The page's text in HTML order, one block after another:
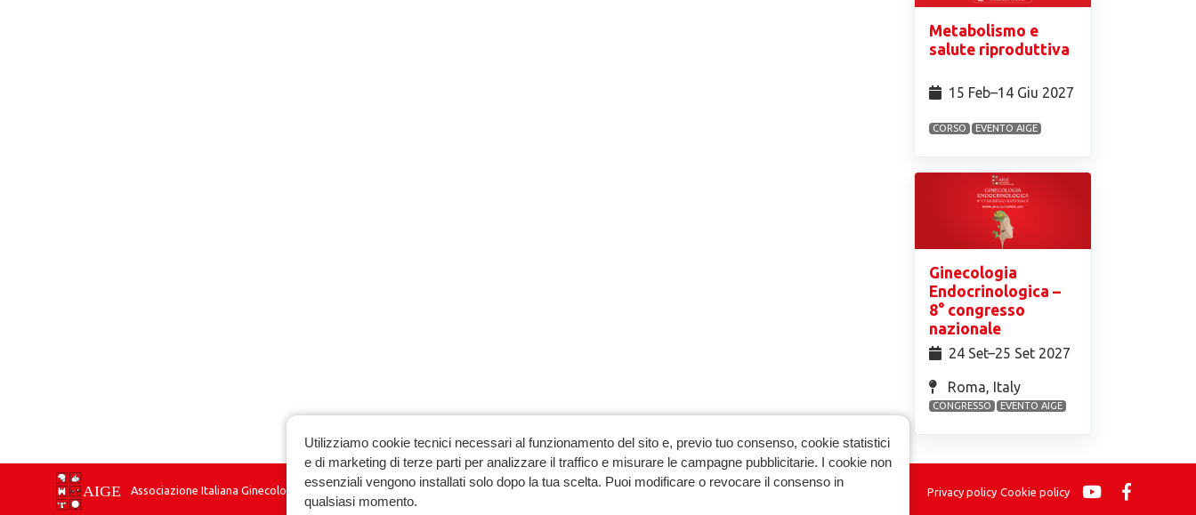
Metabolismo e
salute riproduttiva
15 Feb⁠–14 Giu 2027
CORSO EVENTO AIGE
Ginecologia
Endocrinologica –
8° congresso
nazionale
24 Set⁠–25 Set 2027
Roma, Italy
CONGRESSO EVENTO AIGE
Associazione Italiana Ginecologia Endocrinologica Privacy policy Cookie policy
Utilizziamo cookie tecnici necessari al funzionamento del sito e, previo tuo consenso, cookie statistici
e di marketing di terze parti per analizzare il traffico e misurare le campagne pubblicitarie. I cookie non
essenziali vengono installati solo dopo la tua scelta. Puoi modificare o revocare il consenso in
qualsiasi momento.